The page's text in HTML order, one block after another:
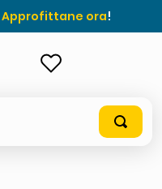
Approfittane ora!